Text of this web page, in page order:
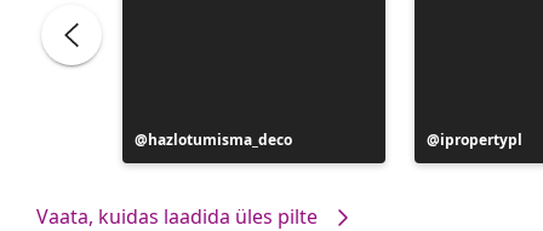
Postitus
avaldatud
hazlotumisma_deco
Postitus
avaldatud
ipropertypl
Vaata, kuidas laadida üles pilte